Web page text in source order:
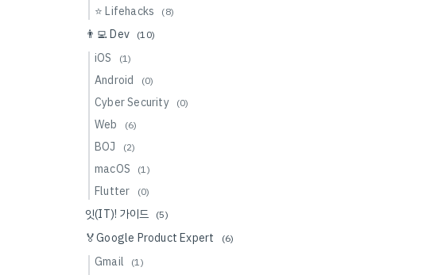
⭐️ Lifehacks (8)
👨‍💻 Dev (10)
iOS (1)
Android (0)
Cyber Security (0)
Web (6)
BOJ (2)
macOS (1)
Flutter (0)
잇(IT)! 가이드 (5)
🏅Google Product Expert (6)
Gmail (1)